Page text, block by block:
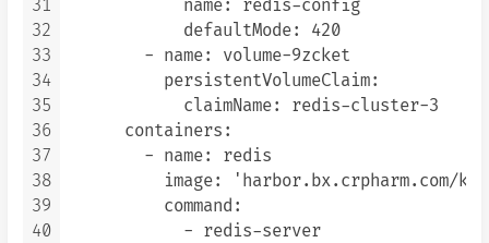
31
32
33
34
35
36
37
38
39
40
            name: redis-config
            defaultMode: 420
        - name: volume-9zcket
          persistentVolumeClaim:
            claimName: redis-cluster-3
      containers:
        - name: redis
image: 'harbor.bx.crpharm.com/
          command:
            - redis-server